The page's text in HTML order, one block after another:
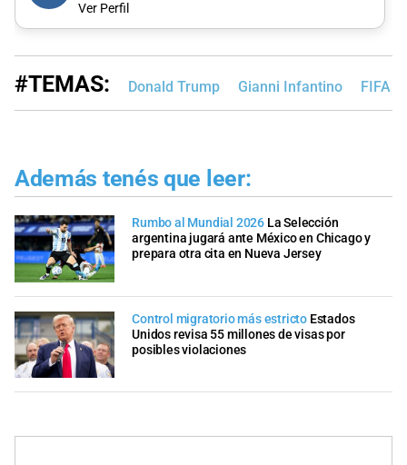
Ver Perfil
#TEMAS: Donald Trump Gianni Infantino FIFA
Además tenés que leer:
Rumbo al Mundial 2026 La Selección
argentina jugará ante México en Chicago y
prepara otra cita en Nueva Jersey
Control migratorio más estricto Estados
Unidos revisa 55 millones de visas por
posibles violaciones